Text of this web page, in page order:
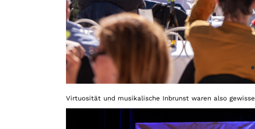
Virtuosität und musikalische Inbrunst waren also